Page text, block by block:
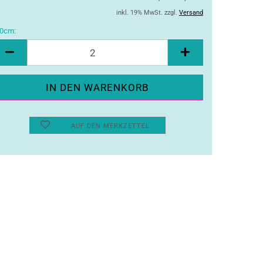
inkl. 19% MwSt. zzgl. Versand
AUF DEN MERKZETTEL